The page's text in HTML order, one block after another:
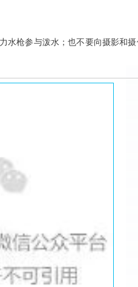
水枪参与泼水；也不要向摄影和